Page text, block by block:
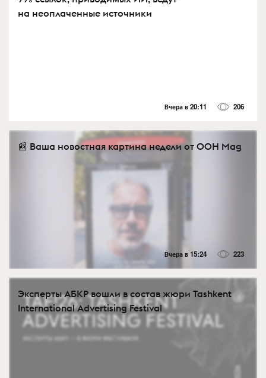
на неоплаченные источники
Вчера в 20:11 206
📰 Ваша новостная картина недели от OOH Mag
Вчера в 15:24 223
Эксперты АБКР вошли в состав жюри Tashkent
International Advertising Festival